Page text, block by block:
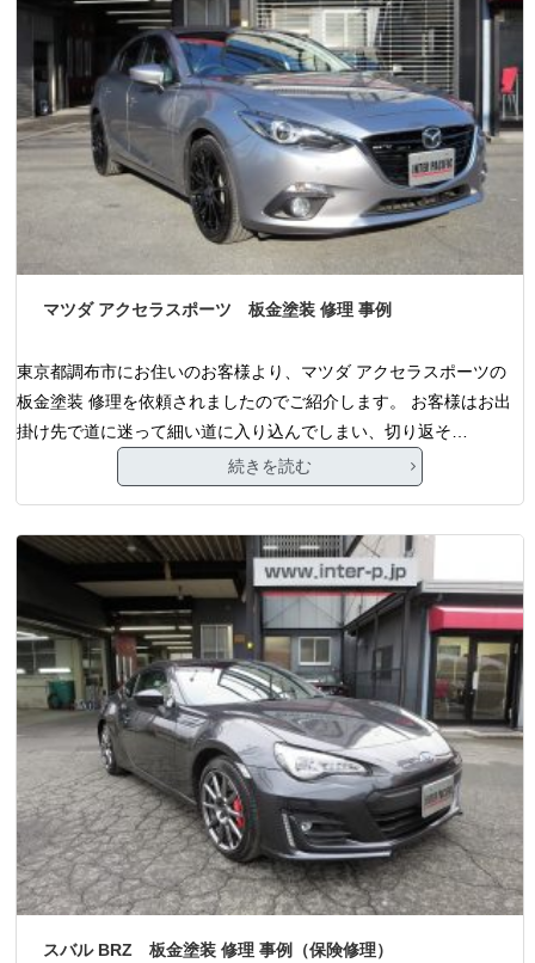
マツダ アクセラスポーツ 板金塗装 修理 事例
東京都調布市にお住いのお客様より、マツダ アクセラスポーツの
板金塗装 修理を依頼されましたのでご紹介します。 お客様はお出
掛け先で道に迷って細い道に入り込んでしまい、切り返そ…
続きを読む
スバル BRZ 板金塗装 修理 事例（保険修理）